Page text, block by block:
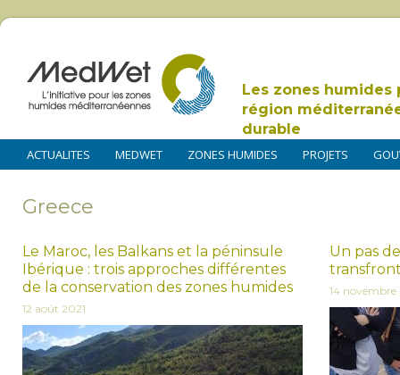
Les zones humides
région
durable
ACTUALITES MEDWET ZONES HUMIDES PROJETS
Greece
Le Maroc, les Balkans et la péninsule
Ibérique : trois approches différentes
de la conservation des zones humides
12 août 2021
Un pas
14 novembre